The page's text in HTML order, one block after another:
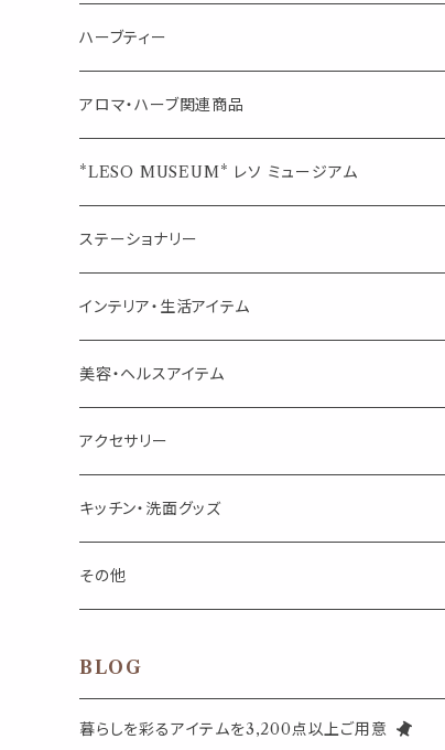
シングル
ブレンド
箱入りアソート
キャンディー
ペーパークリップ
ウェルカムボード・装飾
席札クリップ
プチギフト
ロールオンボトル
スプレーボトル
スポイトボトル
精油用ボトル
ポンプ式ボトル
リップ容器
スクリュー容器
チューブ
スライドケース
ハーブティー
ブレンド
ジュエル オブ ビューティー
美人さんのハーブティー
シングル
アロマ・ハーブ関連商品
エッセンシャルオイル
シングル
ブレンド
クラフト器材・道具
キャリアオイル・ワックス
道具
お香・サシェ・キャンドル
線香
サシェ・香り袋
ディフューザー
アロマオイルウォーマー
アロマストーン
*LESO MUSEUM* レソ ミュージアム
ステーショナリー
デザインクリップ
記号（ハート,星,etc）
音楽・楽器
ページオープナー・ワイドクリップ
ポストカード・メッセージカード
フック・マグネット・画鋲
ステッカー・マスキングテープ・付箋
インテリア・生活アイテム
オブジェ
キャンドル・お香
ウォールアイテム
フック・マグネット・画鋲
収納・小物トレー
美容・ヘルスアイテム
アクセサリー
ブローチ・ピンバッチ
ピアス
キッチン・洗面グッズ
カトラリー
その他
BLOG
暮らしを彩るアイテムを3,200点以上ご用意